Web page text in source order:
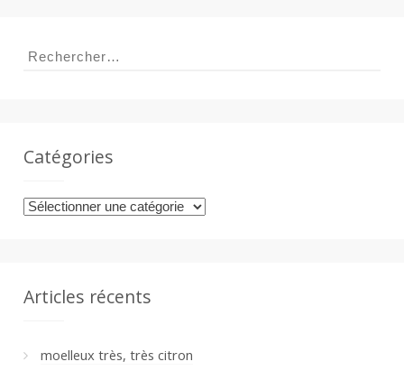
Rechercher :
Catégories
Catégories
Articles récents
moelleux très, très citron